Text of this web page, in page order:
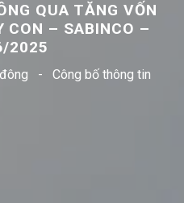
QUA TĂNG VỐN
CON – SABINCO –
2025
- Công bố thông tin